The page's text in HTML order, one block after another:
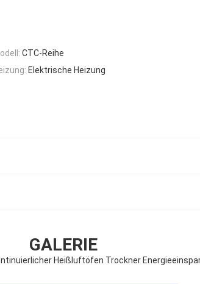
CTC-Reihe
Elektrische Heizung
GALERIE
Heißluftöfen Trockner